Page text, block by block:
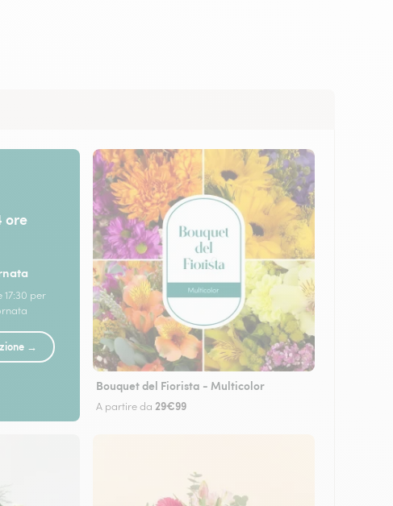
ore
per
→
Bouquet del Fiorista - Multicolor
A partire da 29€99